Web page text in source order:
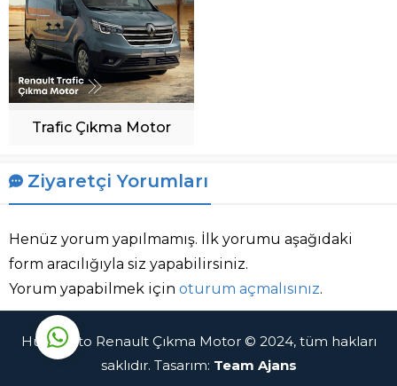
Trafic Çıkma Motor
Ziyaretçi Yorumları
Henüz yorum yapılmamış. İlk yorumu aşağıdaki
form aracılığıyla siz yapabilirsiniz.
Yorum yapabilmek için oturum açmalısınız.
Huzur Oto Renault Çıkma Motor © 2024, tüm hakları
saklıdır. Tasarım: Team Ajans
Cevap Yaz